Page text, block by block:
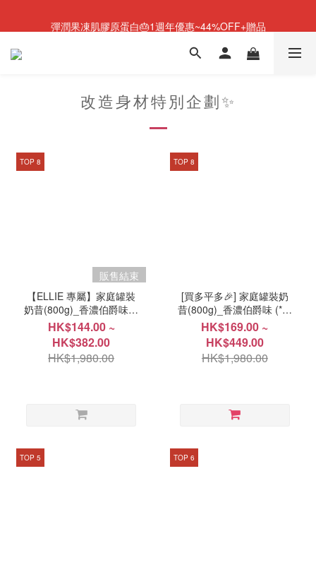
彈潤果凍肌膠原蛋白🎂1週年優惠~44%OFF+贈品
NEW💫ARI BOOTS 小腿足底按摩靴登場
改造身材特別企劃✨
TOP 8
販售結束
【ELLIE 專屬】家庭罐裝
奶昔(800g)_香濃伯爵味 (*
產品效期 2026年9月18日)
HK$144.00 ~
HK$382.00
HK$1,980.00
TOP 8
[買多平多🎉] 家庭罐裝奶
昔(800g)_香濃伯爵味 (*產
品效期 2026年9月18日)
HK$169.00 ~
HK$449.00
HK$1,980.00
TOP 5 TOP 6